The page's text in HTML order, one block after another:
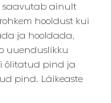
saavutab ainult
hooldust kui
ja hooldada,
uuenduslikku
õlitatud pind ja
pind. Läikeaste